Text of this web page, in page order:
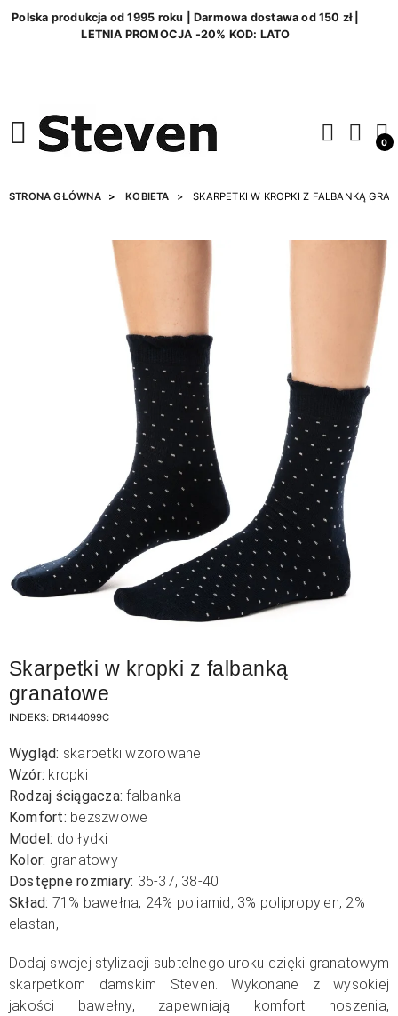
Polska produkcja od 1995 roku | Darmowa dostawa od 150 zł |
LETNIA PROMOCJA -20% KOD: LATO
0
STRONA GŁÓWNA KOBIETA SKARPETKI W KROPKI Z FALBANKĄ
Skarpetki w kropki z falbanką
granatowe
INDEKS: DR144099C
Wygląd: skarpetki wzorowane
Wzór: kropki
Rodzaj ściągacza: falbanka
Komfort: bezszwowe
Model: do łydki
Kolor: granatowy
Dostępne rozmiary: 35-37, 38-40
Skład: 71% bawełna, 24% poliamid, 3% polipropylen, 2%
elastan,
Dodaj swojej stylizacji subtelnego uroku dzięki granatowym
skarpetkom damskim Steven. Wykonane z wysokiej
jakości bawełny, zapewniają komfort noszenia,